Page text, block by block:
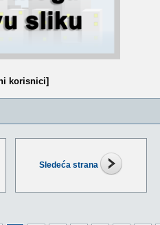
Sledeća strana
korisnici]